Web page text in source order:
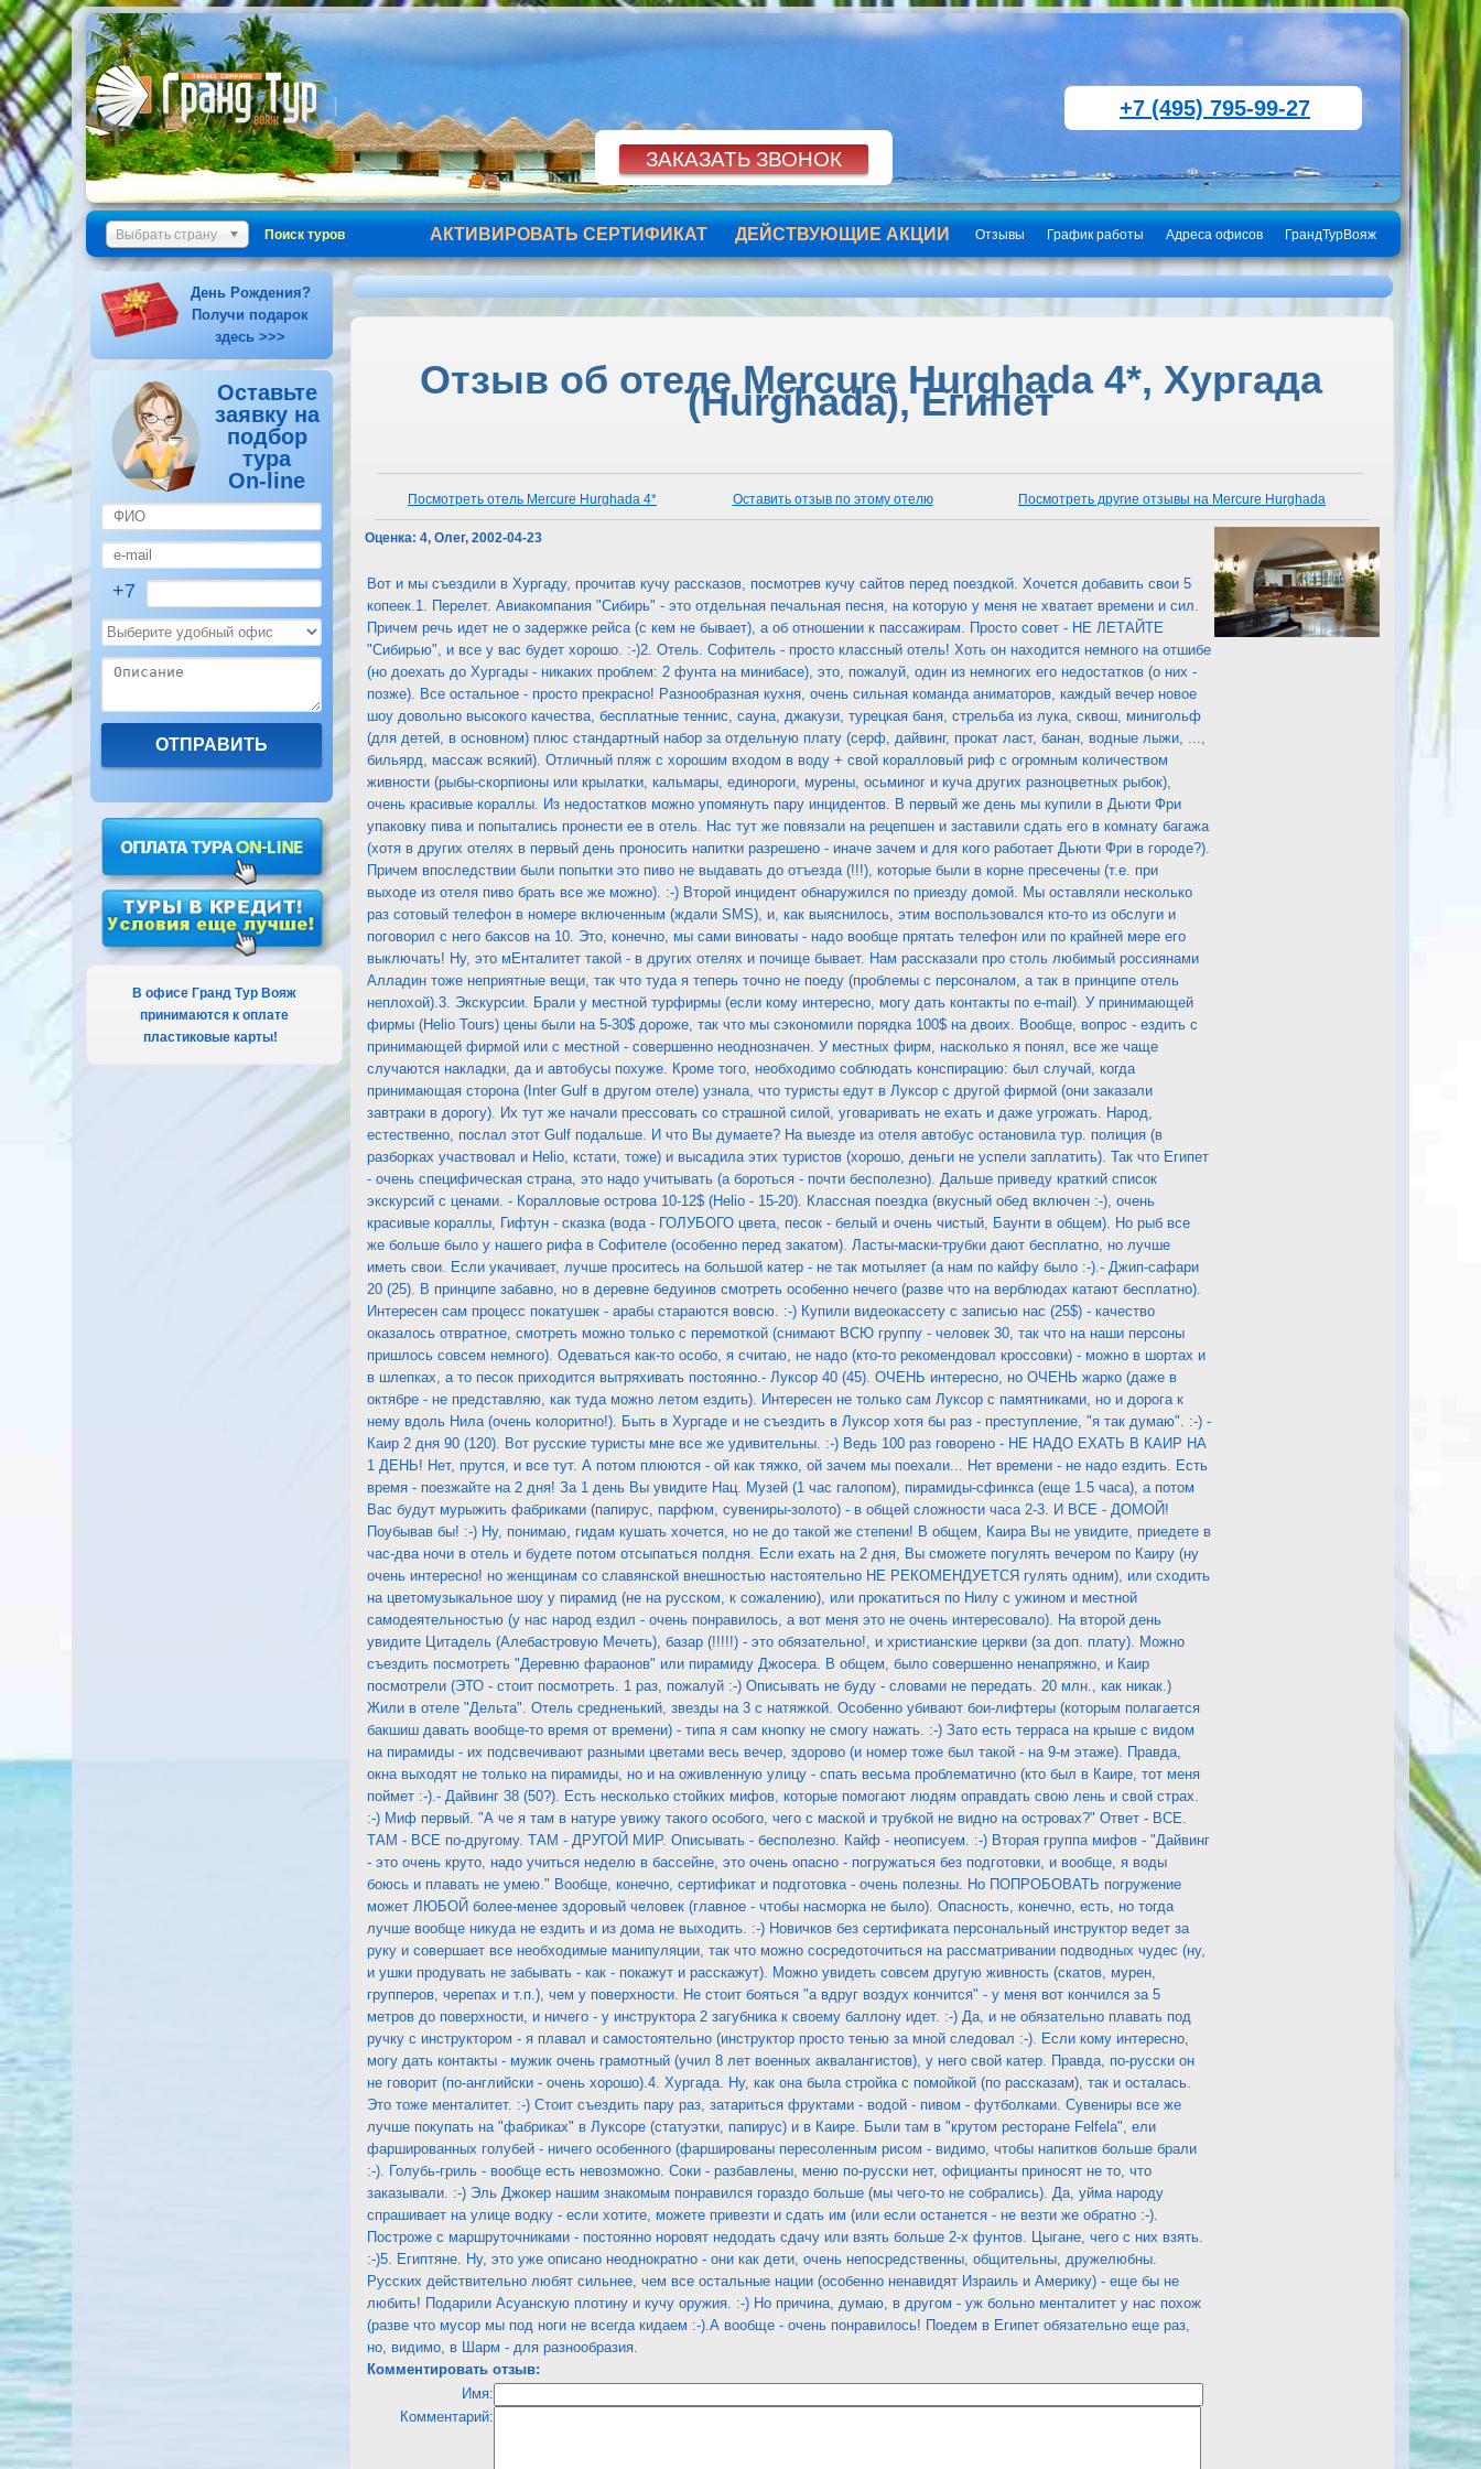
+7 (495) 795-99-27
Выбрать страну Поиск туров ГрандТурВояж
Адреса офисов
График работы
Отзывы
ДЕЙСТВУЮЩИЕ АКЦИИ
АКТИВИРОВАТЬ СЕРТИФИКАТ
День Рождения?
Получи подарок
здесь >>>
Оставьте
заявку на
подбор
тура
On-line
+7
В офисе Гранд Тур Вояж
принимаются к оплате
пластиковые карты!
Отзыв об отеле Mercure Hurghada 4*, Хургада
(Hurghada), Египет
Посмотреть отель Mercure Hurghada 4* Оставить отзыв по этому отелю Посмотреть другие отзывы на Mercure Hurghada
Оценка: 4, Олег, 2002-04-23
Вот и мы съездили в Хургаду, прочитав кучу рассказов, посмотрев кучу сайтов перед поездкой. Хочется добавить свои 5
копеек.1. Перелет. Авиакомпания "Сибирь" - это отдельная печальная песня, на которую у меня не хватает времени и сил.
Причем речь идет не о задержке рейса (с кем не бывает), а об отношении к пассажирам. Просто совет - НЕ ЛЕТАЙТЕ
"Сибирью", и все у вас будет хорошо. :-)2. Отель. Софитель - просто классный отель! Хоть он находится немного на отшибе
(но доехать до Хургады - никаких проблем: 2 фунта на минибасе), это, пожалуй, один из немногих его недостатков (о них -
позже). Все остальное - просто прекрасно! Разнообразная кухня, очень сильная команда аниматоров, каждый вечер новое
шоу довольно высокого качества, бесплатные теннис, сауна, джакузи, турецкая баня, стрельба из лука, сквош, минигольф
(для детей, в основном) плюс стандартный набор за отдельную плату (серф, дайвинг, прокат ласт, банан, водные лыжи, ...,
бильярд, массаж всякий). Отличный пляж с хорошим входом в воду + свой коралловый риф с огромным количеством
живности (рыбы-скорпионы или крылатки, кальмары, единороги, мурены, осьминог и куча других разноцветных рыбок),
очень красивые кораллы. Из недостатков можно упомянуть пару инцидентов. В первый же день мы купили в Дьюти Фри
упаковку пива и попытались пронести ее в отель. Нас тут же повязали на рецепшен и заставили сдать его в комнату багажа
(хотя в других отелях в первый день проносить напитки разрешено - иначе зачем и для кого работает Дьюти Фри в городе?).
Причем впоследствии были попытки это пиво не выдавать до отъезда (!!!), которые были в корне пресечены (т.е. при
выходе из отеля пиво брать все же можно). :-) Второй инцидент обнаружился по приезду домой. Мы оставляли несколько
раз сотовый телефон в номере включенным (ждали SMS), и, как выяснилось, этим воспользовался кто-то из обслуги и
поговорил с него баксов на 10. Это, конечно, мы сами виноваты - надо вообще прятать телефон или по крайней мере его
выключать! Ну, это мЕнталитет такой - в других отелях и почище бывает. Нам рассказали про столь любимый россиянами
Алладин тоже неприятные вещи, так что туда я теперь точно не поеду (проблемы с персоналом, а так в принципе отель
неплохой).3. Экскурсии. Брали у местной турфирмы (если кому интересно, могу дать контакты по e-mail). У принимающей
фирмы (Helio Tours) цены были на 5-30$ дороже, так что мы сэкономили порядка 100$ на двоих. Вообще, вопрос - ездить с
принимающей фирмой или с местной - совершенно неоднозначен. У местных фирм, насколько я понял, все же чаще
случаются накладки, да и автобусы похуже. Кроме того, необходимо соблюдать конспирацию: был случай, когда
принимающая сторона (Inter Gulf в другом отеле) узнала, что туристы едут в Луксор с другой фирмой (они заказали
завтраки в дорогу). Их тут же начали прессовать со страшной силой, уговаривать не ехать и даже угрожать. Народ,
естественно, послал этот Gulf подальше. И что Вы думаете? На выезде из отеля автобус остановила тур. полиция (в
разборках участвовал и Helio, кстати, тоже) и высадила этих туристов (хорошо, деньги не успели заплатить). Так что Египет
- очень специфическая страна, это надо учитывать (а бороться - почти бесполезно). Дальше приведу краткий список
экскурсий с ценами. - Коралловые острова 10-12$ (Helio - 15-20). Классная поездка (вкусный обед включен :-), очень
красивые кораллы, Гифтун - сказка (вода - ГОЛУБОГО цвета, песок - белый и очень чистый, Баунти в общем). Но рыб все
же больше было у нашего рифа в Софителе (особенно перед закатом). Ласты-маски-трубки дают бесплатно, но лучше
иметь свои. Если укачивает, лучше проситесь на большой катер - не так мотыляет (а нам по кайфу было :-).- Джип-сафари
20 (25). В принципе забавно, но в деревне бедуинов смотреть особенно нечего (разве что на верблюдах катают бесплатно).
Интересен сам процесс покатушек - арабы стараются вовсю. :-) Купили видеокассету с записью нас (25$) - качество
оказалось отвратное, смотреть можно только с перемоткой (снимают ВСЮ группу - человек 30, так что на наши персоны
пришлось совсем немного). Одеваться как-то особо, я считаю, не надо (кто-то рекомендовал кроссовки) - можно в шортах и
в шлепках, а то песок приходится вытряхивать постоянно.- Луксор 40 (45). ОЧЕНЬ интересно, но ОЧЕНЬ жарко (даже в
октябре - не представляю, как туда можно летом ездить). Интересен не только сам Луксор с памятниками, но и дорога к
нему вдоль Нила (очень колоритно!). Быть в Хургаде и не съездить в Луксор хотя бы раз - преступление, "я так думаю". :-) -
Каир 2 дня 90 (120). Вот русские туристы мне все же удивительны. :-) Ведь 100 раз говорено - НЕ НАДО ЕХАТЬ В КАИР НА
1 ДЕНЬ! Нет, прутся, и все тут. А потом плюются - ой как тяжко, ой зачем мы поехали... Нет времени - не надо ездить. Есть
время - поезжайте на 2 дня! За 1 день Вы увидите Нац. Музей (1 час галопом), пирамиды-сфинкса (еще 1.5 часа), а потом
Вас будут мурыжить фабриками (папирус, парфюм, сувениры-золото) - в общей сложности часа 2-3. И ВСЕ - ДОМОЙ!
Поубывав бы! :-) Ну, понимаю, гидам кушать хочется, но не до такой же степени! В общем, Каира Вы не увидите, приедете в
час-два ночи в отель и будете потом отсыпаться полдня. Если ехать на 2 дня, Вы сможете погулять вечером по Каиру (ну
очень интересно! но женщинам со славянской внешностью настоятельно НЕ РЕКОМЕНДУЕТСЯ гулять одним), или сходить
на цветомузыкальное шоу у пирамид (не на русском, к сожалению), или прокатиться по Нилу с ужином и местной
самодеятельностью (у нас народ ездил - очень понравилось, а вот меня это не очень интересовало). На второй день
увидите Цитадель (Алебастровую Мечеть), базар (!!!!!) - это обязательно!, и христианские церкви (за доп. плату). Можно
съездить посмотреть "Деревню фараонов" или пирамиду Джосера. В общем, было совершенно ненапряжно, и Каир
посмотрели (ЭТО - стоит посмотреть. 1 раз, пожалуй :-) Описывать не буду - словами не передать. 20 млн., как никак.)
Жили в отеле "Дельта". Отель средненький, звезды на 3 с натяжкой. Особенно убивают бои-лифтеры (которым полагается
бакшиш давать вообще-то время от времени) - типа я сам кнопку не смогу нажать. :-) Зато есть терраса на крыше с видом
на пирамиды - их подсвечивают разными цветами весь вечер, здорово (и номер тоже был такой - на 9-м этаже). Правда,
окна выходят не только на пирамиды, но и на оживленную улицу - спать весьма проблематично (кто был в Каире, тот меня
поймет :-).- Дайвинг 38 (50?). Есть несколько стойких мифов, которые помогают людям оправдать свою лень и свой страх.
:-) Миф первый. "А че я там в натуре увижу такого особого, чего с маской и трубкой не видно на островах?" Ответ - ВСЕ.
ТАМ - ВСЕ по-другому. ТАМ - ДРУГОЙ МИР. Описывать - бесполезно. Кайф - неописуем. :-) Вторая группа мифов - "Дайвинг
- это очень круто, надо учиться неделю в бассейне, это очень опасно - погружаться без подготовки, и вообще, я воды
боюсь и плавать не умею." Вообще, конечно, сертификат и подготовка - очень полезны. Но ПОПРОБОВАТЬ погружение
может ЛЮБОЙ более-менее здоровый человек (главное - чтобы насморка не было). Опасность, конечно, есть, но тогда
лучше вообще никуда не ездить и из дома не выходить. :-) Новичков без сертификата персональный инструктор ведет за
руку и совершает все необходимые манипуляции, так что можно сосредоточиться на рассматривании подводных чудес (ну,
и ушки продувать не забывать - как - покажут и расскажут). Можно увидеть совсем другую живность (скатов, мурен,
групперов, черепах и т.п.), чем у поверхности. Не стоит бояться "а вдруг воздух кончится" - у меня вот кончился за 5
метров до поверхности, и ничего - у инструктора 2 загубника к своему баллону идет. :-) Да, и не обязательно плавать под
ручку с инструктором - я плавал и самостоятельно (инструктор просто тенью за мной следовал :-). Если кому интересно,
могу дать контакты - мужик очень грамотный (учил 8 лет военных аквалангистов), у него свой катер. Правда, по-русски он
не говорит (по-английски - очень хорошо).4. Хургада. Ну, как она была стройка с помойкой (по рассказам), так и осталась.
Это тоже менталитет. :-) Стоит съездить пару раз, затариться фруктами - водой - пивом - футболками. Сувениры все же
лучше покупать на "фабриках" в Луксоре (статуэтки, папирус) и в Каире. Были там в "крутом ресторане Felfela", ели
фаршированных голубей - ничего особенного (фаршированы пересоленным рисом - видимо, чтобы напитков больше брали
:-). Голубь-гриль - вообще есть невозможно. Соки - разбавлены, меню по-русски нет, официанты приносят не то, что
заказывали. :-) Эль Джокер нашим знакомым понравился гораздо больше (мы чего-то не собрались). Да, уйма народу
спрашивает на улице водку - если хотите, можете привезти и сдать им (или если останется - не везти же обратно :-).
Построже с маршруточниками - постоянно норовят недодать сдачу или взять больше 2-х фунтов. Цыгане, чего с них взять.
:-)5. Египтяне. Ну, это уже описано неоднократно - они как дети, очень непосредственны, общительны, дружелюбны.
Русских действительно любят сильнее, чем все остальные нации (особенно ненавидят Израиль и Америку) - еще бы не
любить! Подарили Асуанскую плотину и кучу оружия. :-) Но причина, думаю, в другом - уж больно менталитет у нас похож
(разве что мусор мы под ноги не всегда кидаем :-).А вообще - очень понравилось! Поедем в Египет обязательно еще раз,
но, видимо, в Шарм - для разнообразия.
Комментировать отзыв:
Имя:
Комментарий: